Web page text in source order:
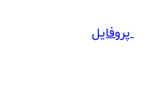
پروفایل